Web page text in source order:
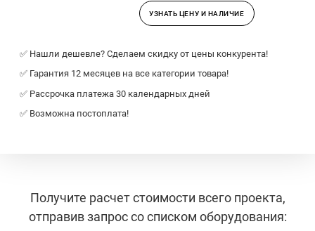
УЗНАТЬ ЦЕНУ И НАЛИЧИЕ
✅ Нашли дешевле? Сделаем скидку от цены конкурента!
✅ Гарантия 12 месяцев на все категории товара!
✅ Рассрочка платежа 30 календарных дней
✅ Возможна постоплата!
Получите расчет стоимости всего проекта,
отправив запрос со списком оборудования: